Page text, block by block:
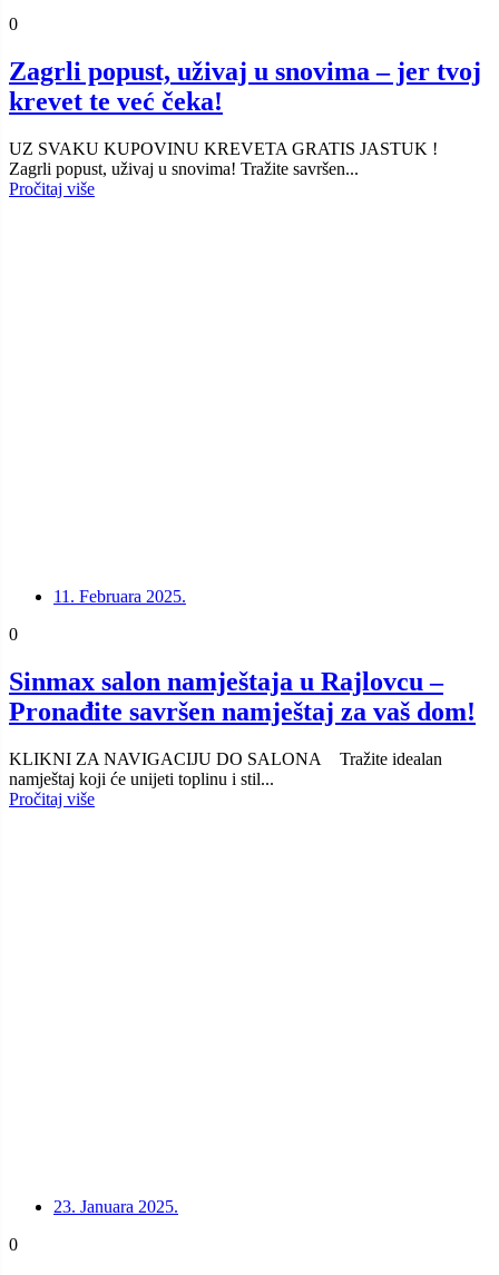
0
Zagrli popust, uživaj u snovima – jer tvoj
krevet te već čeka!
UZ SVAKU KUPOVINU KREVETA GRATIS JASTUK !
Zagrli popust, uživaj u snovima! Tražite savršen...
Pročitaj više
11. Februara 2025.
0
Sinmax salon namještaja u Rajlovcu –
Pronađite savršen namještaj za vaš dom!
KLIKNI ZA NAVIGACIJU DO SALONA Tražite idealan
namještaj koji će unijeti toplinu i stil...
Pročitaj više
23. Januara 2025.
0